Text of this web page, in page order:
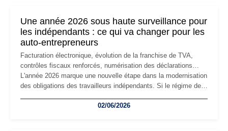
Une année 2026 sous haute surveillance pour
les indépendants : ce qui va changer pour les
auto-entrepreneurs
Facturation électronique, évolution de la franchise de TVA,
contrôles fiscaux renforcés, numérisation des déclarations…
L'année 2026 marque une nouvelle étape dans la modernisation
des obligations des travailleurs indépendants. Si le régime de
les auto-entrepreneurs devront s'adapter à un environnement
02/06/2026